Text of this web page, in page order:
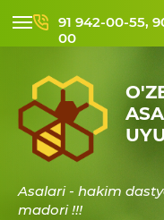
Asalari - hakim
madori !!!
91 942-00-55,
00